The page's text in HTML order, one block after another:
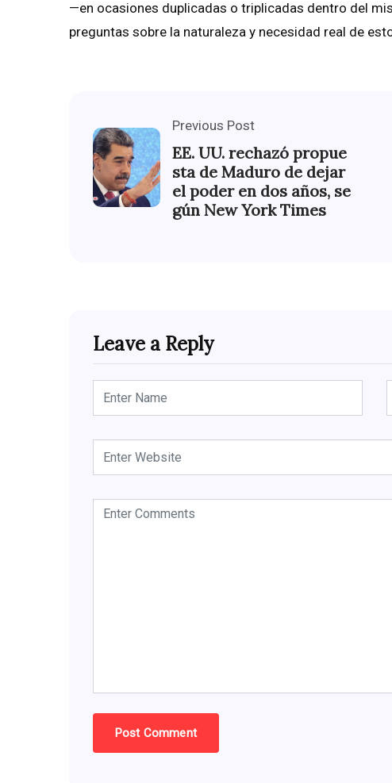
—en ocasiones duplicadas o triplicadas dentro del
preguntas sobre la naturaleza y necesidad real de
Previous Post
EE. UU. rechazó propue
sta de Maduro de dejar
el poder en dos años, se
gún New York Times
Leave a Reply